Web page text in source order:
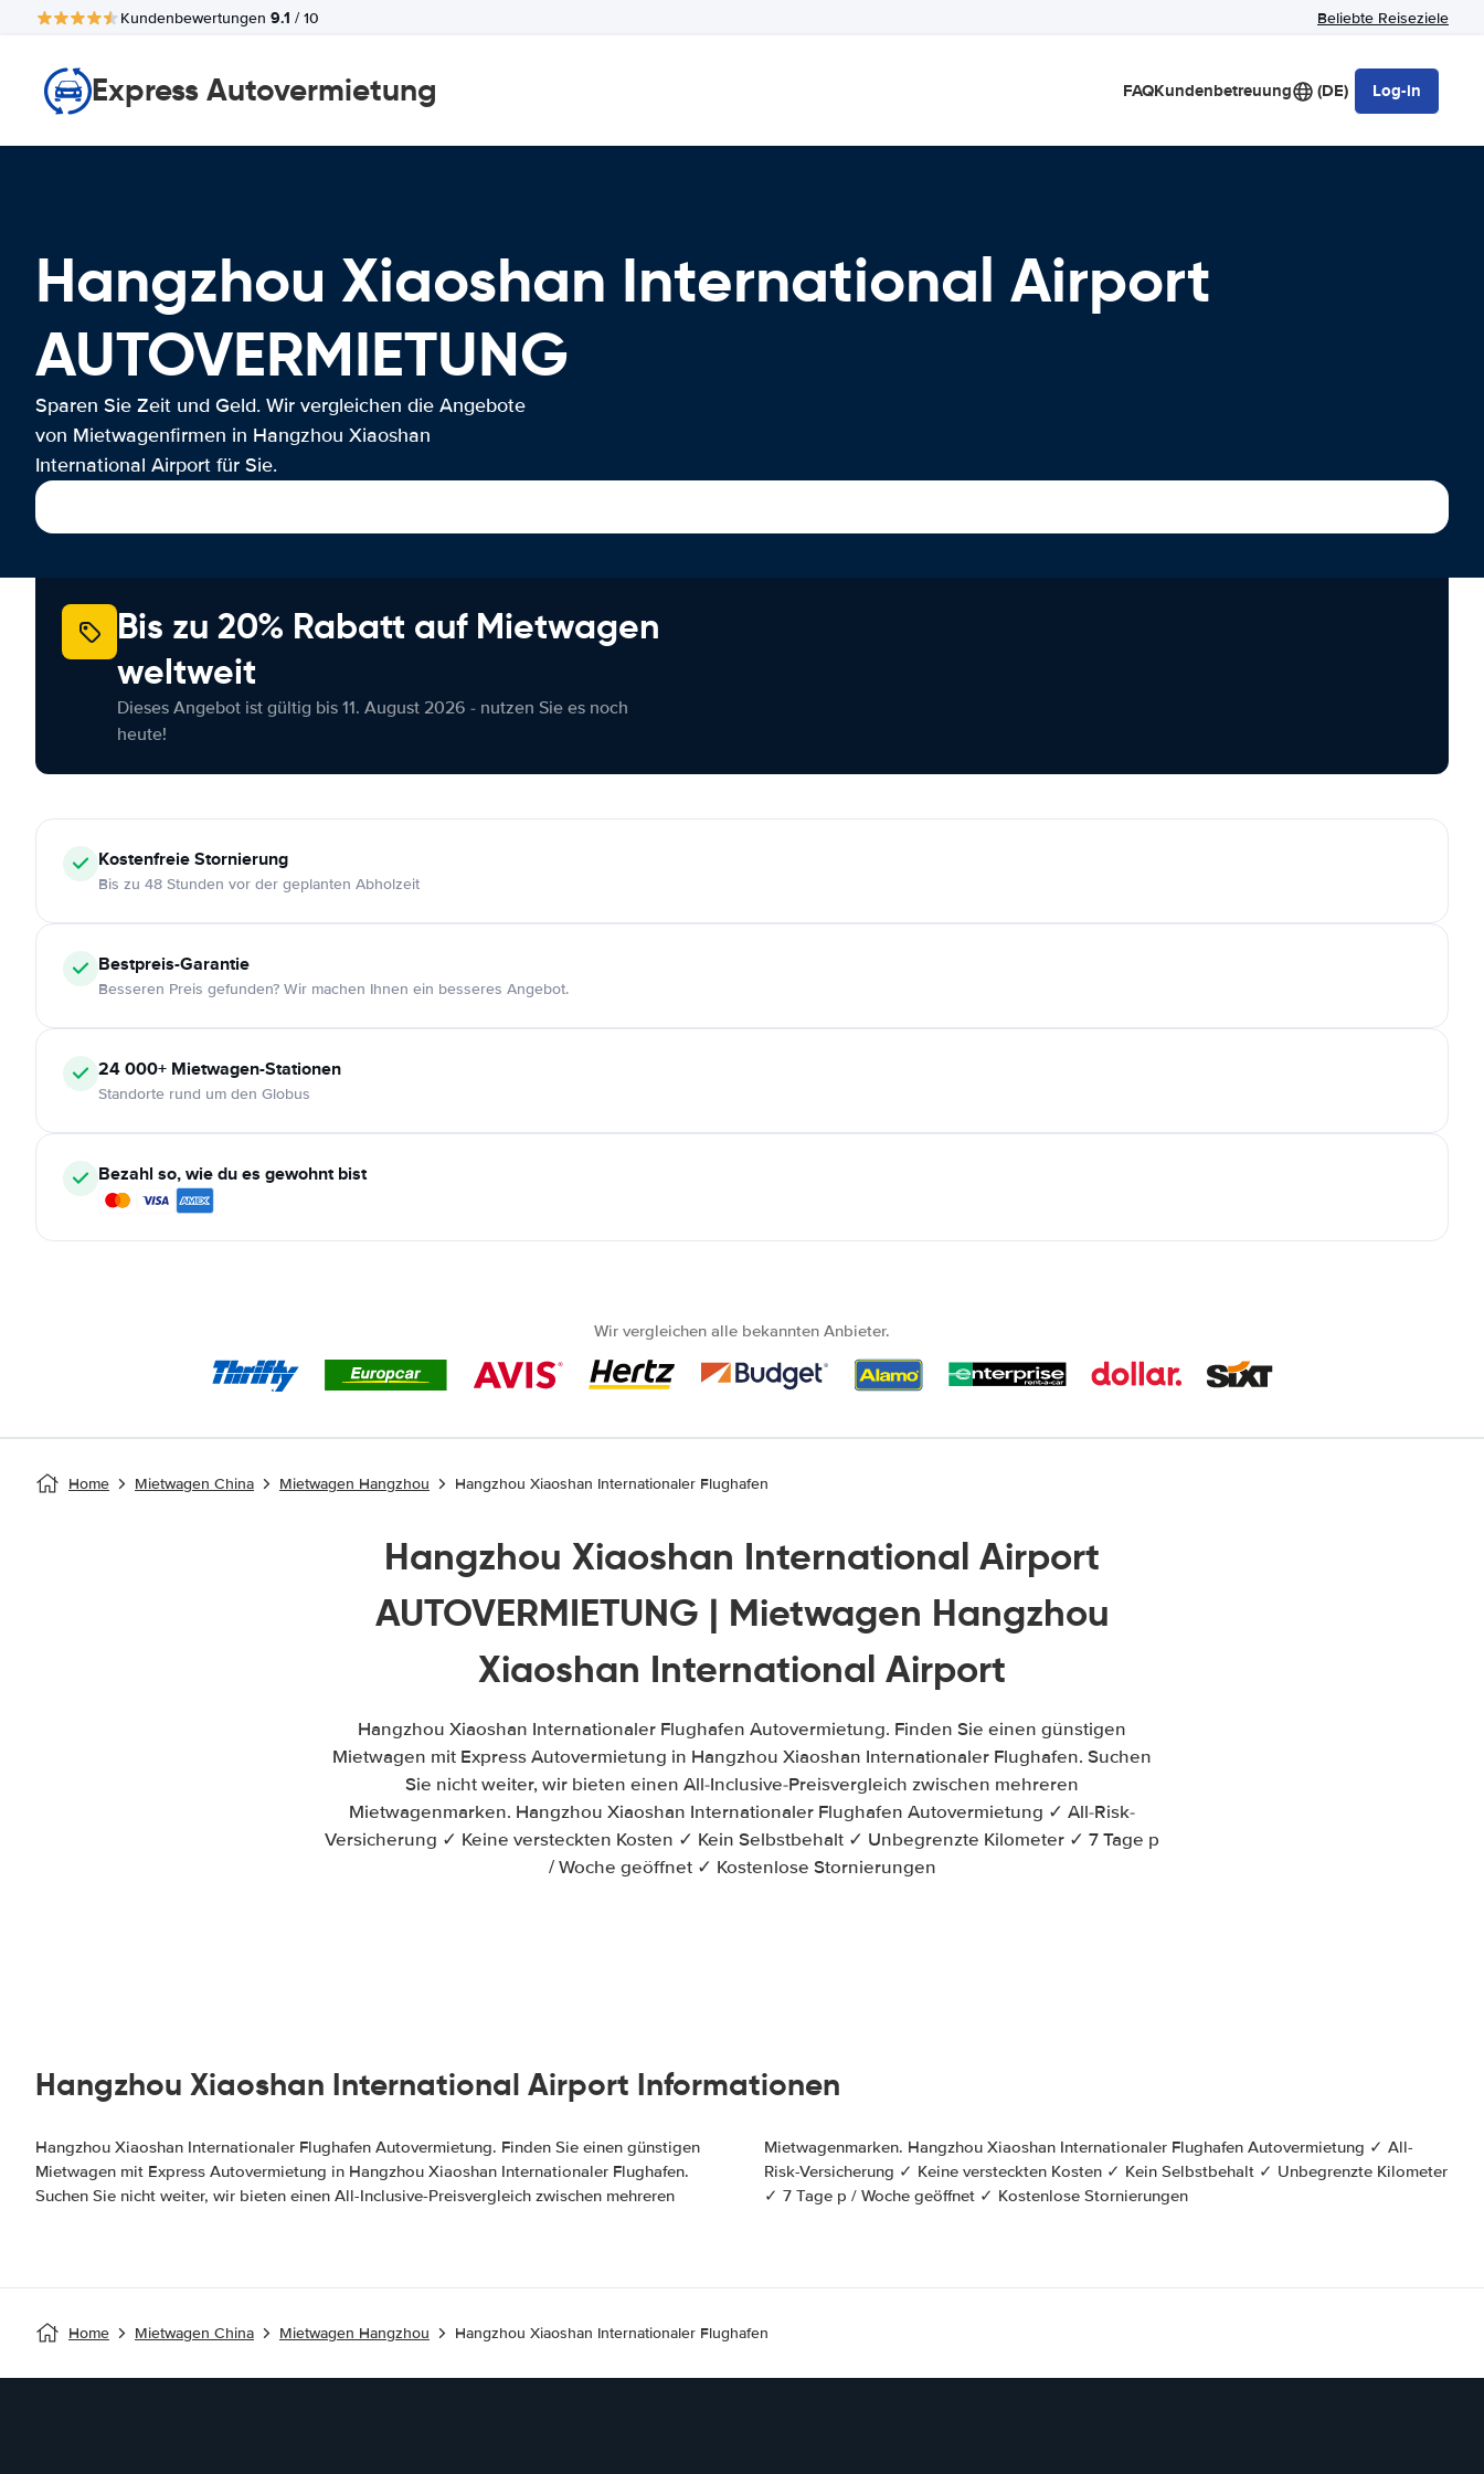
Kundenbewertungen 9.1 / 10 Beliebte Reiseziele
Express Autovermietung FAQKundenbetreuung (DE) Log-in
Hangzhou Xiaoshan International Airport
AUTOVERMIETUNG
Sparen Sie Zeit und Geld. Wir vergleichen die Angebote
von Mietwagenfirmen in Hangzhou Xiaoshan
International Airport für Sie.
Bis zu 20% Rabatt auf Mietwagen
weltweit
Dieses Angebot ist gültig bis 11. August 2026 - nutzen Sie es noch
heute!
KostenfreieStornierung
Bis zu 48 Stunden vor der geplanten Abholzeit
Bestpreis-Garantie
Besseren Preis gefunden? Wir machen Ihnen ein besseres Angebot.
24 000+ Mietwagen-Stationen
Standorte rund um den Globus
Bezahl so, wie du es gewohnt bist
Wir vergleichen alle bekannten Anbieter.
Home Mietwagen China Mietwagen Hangzhou Hangzhou Xiaoshan Internationaler Flughafen
Hangzhou Xiaoshan International Airport
AUTOVERMIETUNG | Mietwagen Hangzhou
Xiaoshan International Airport
Hangzhou Xiaoshan Internationaler Flughafen Autovermietung. Finden Sie einen günstigen
Mietwagen mit Express Autovermietung in Hangzhou Xiaoshan Internationaler Flughafen. Suchen
Sie nicht weiter, wir bieten einen All-Inclusive-Preisvergleich zwischen mehreren
Mietwagenmarken. Hangzhou Xiaoshan Internationaler Flughafen Autovermietung ✓ All-Risk-
Versicherung ✓ Keine versteckten Kosten ✓ Kein Selbstbehalt ✓ Unbegrenzte Kilometer ✓ 7 Tage p
/ Woche geöffnet ✓ Kostenlose Stornierungen
Hangzhou Xiaoshan International Airport Informationen
Hangzhou Xiaoshan Internationaler Flughafen Autovermietung. Finden Sie einen günstigen
Mietwagen mit Express Autovermietung in Hangzhou Xiaoshan Internationaler Flughafen.
Suchen Sie nicht weiter, wir bieten einen All-Inclusive-Preisvergleich zwischen mehreren
Mietwagenmarken. Hangzhou Xiaoshan Internationaler Flughafen Autovermietung ✓ All-
Risk-Versicherung ✓ Keine versteckten Kosten ✓ Kein Selbstbehalt ✓ Unbegrenzte Kilometer
✓ 7 Tage p / Woche geöffnet ✓ Kostenlose Stornierungen
Home Mietwagen China Mietwagen Hangzhou Hangzhou Xiaoshan Internationaler Flughafen